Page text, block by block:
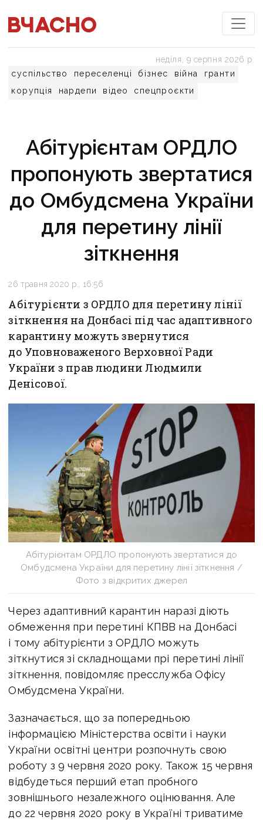
суспільство переселенці бізнес війна
гранти
корупція
нардепи відео спецпроєкти
неділя, 9 серпня 2026 р.
Абітурієнтам ОРДЛО
пропонують звертатися
до Омбудсмена України
для перетину лінії
зіткнення
26 травня 2020 р., 16:56
Абітурієнти з ОРДЛО для перетину лінії
зіткнення на Донбасі під час адаптивного
карантину можуть звернутися
до Уповноваженого Верховної Ради
України з прав людини Людмили
Денісової.
Абітурієнтам ОРДЛО пропонують звертатися до
Омбудсмена України для перетину лінії зіткнення /
Фото з відкритих джерел
Через адаптивний карантин наразі діють
обмеження при перетині КПВВ на Донбасі
і тому абітурієнти з ОРДЛО можуть
зіткнутися зі складнощами прі перетині лінії
зіткнення, повідомляє пресслужба Офісу
Омбудсмена України.
Зазначається, що за попередньою
інформацією Міністерства освіти і науки
України освітні центри розпочнуть свою
роботу з 9 червня 2020 року. Також 15 червня
відбудеться перший етап пробного
зовнішнього незалежного оцінювання. Але
до 22 червня 2020 року в Україні триватиме